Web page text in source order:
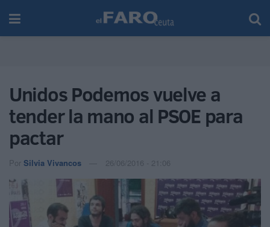
Unidos Podemos vuelve a
tender la mano al PSOE para
pactar
Por Silvia Vivancos 26/06/2016 - 21:06